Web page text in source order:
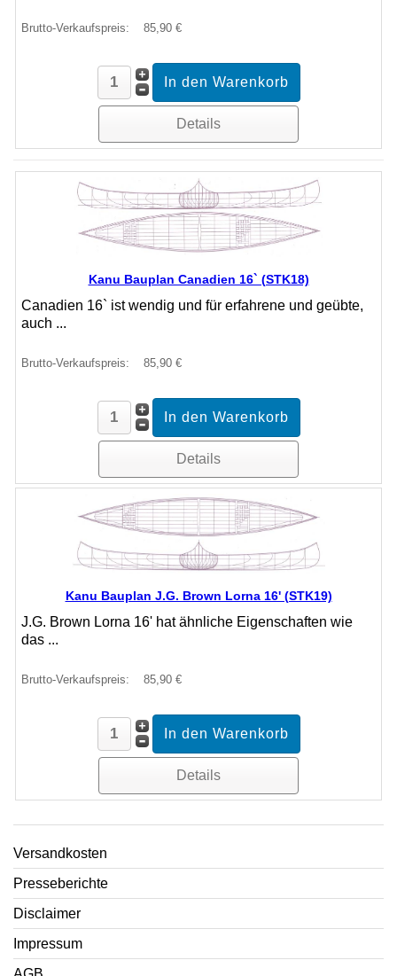
Brutto-Verkaufspreis: 85,90 €
Details
Kanu Bauplan Canadien 16` (STK18)
Canadien 16` ist wendig und für erfahrene und geübte,
auch ...
Brutto-Verkaufspreis: 85,90 €
Details
Kanu Bauplan J.G. Brown Lorna 16' (STK19)
J.G. Brown Lorna 16' hat ähnliche Eigenschaften wie
das ...
Brutto-Verkaufspreis: 85,90 €
Details
Versandkosten
Presseberichte
Disclaimer
Impressum